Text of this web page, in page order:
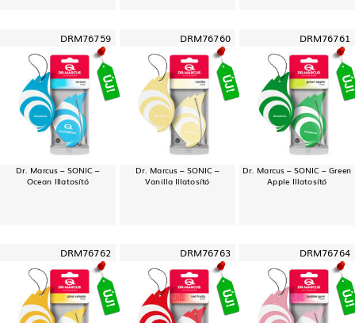
DRM76759
Dr. Marcus – SONIC –
Ocean Illatosító
DRM76760
Dr. Marcus – SONIC –
Vanilla Illatosító
DRM76761
Dr. Marcus – SONIC – Green
Apple Illatosító
DRM76762 DRM76763 DRM76764